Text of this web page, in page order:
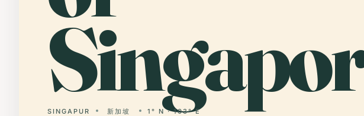
SINGAPUR 新加坡 1° N · 103° E